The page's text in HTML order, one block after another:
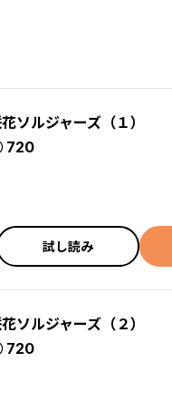
ソルジャーズ（１）
720
試し読み
ソルジャーズ（２）
720